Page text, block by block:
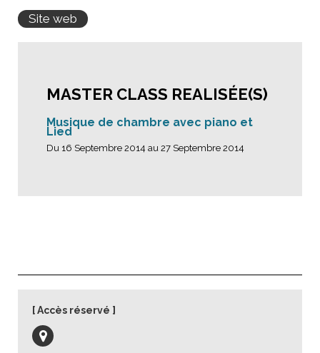
Site web
MASTER CLASS REALISÉE(S)
Musique de chambre avec piano et
Lied
Du 16 Septembre 2014 au 27 Septembre 2014
Accès réservé